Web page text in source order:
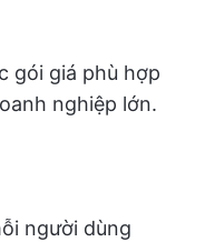
gói giá phù hợp
nghiệp lớn.
người dùng